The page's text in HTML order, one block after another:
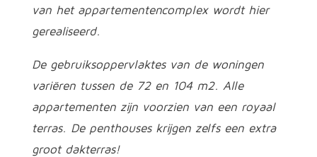
van het appartementencomplex wordt hier
gerealiseerd.
De gebruiksoppervlaktes van de woningen
variëren tussen de 72 en 104 m2. Alle
appartementen zijn voorzien van een royaal
terras. De penthouses krijgen zelfs een extra
groot dakterras!